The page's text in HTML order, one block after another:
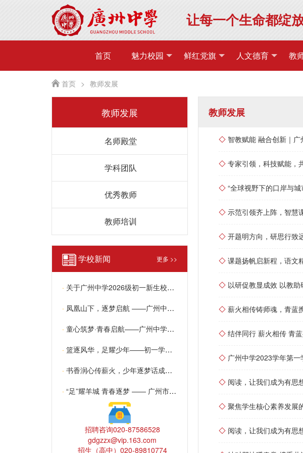
让每一个生命都绽
首页 魅力校园 鲜红党旗 人文德育 教
首页 > 教师发展
教师发展
名师殿堂
学科团队
优秀教师
教师培训
学校新闻 更多 >>
· 关于广州中学2026级初一新生校区安排结果查询及特殊情况学生递交申请的通知
· 凤凰山下，逐梦启航 ——广州中学2026级高一新生注册须知
· 童心筑梦·青春启航——广州中学2026年六一儿童节活动纪实
· 篮逐风华，足耀少年——初一学部球类联赛圆满收官
· 书香润心传薪火，少年逐梦话成长 —— 我校初中部“读红色经典，讲成长故事”演讲比赛圆满落幕
· “足”耀羊城 青春逐梦 —— 广州市第十二届中小学生足球联赛开幕式在我校圆满举办
招聘咨询020-87586528
gdgzzx@vip.163.com
招生（高中）020-89810774
教师发展
智教赋能 融合创新｜
专家引领，科技赋能，
“全球视野下的口岸与
示范引领齐上阵，智
开题明方向，研思行
课题扬帆启新程，语
以研促教显成效 以教
薪火相传铸师魂，青蓝
结伴同行 薪火相传 青
广州中学2023学年第
阅读，让我们成为有思
聚焦学生核心素养发展的
阅读，让我们成为有思